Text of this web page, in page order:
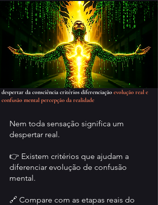
despertar da consciência critérios diferenciação evolução real e
confusão mental percepção da realidade
Nem toda sensação significa um
despertar real.
👉 Existem critérios que ajudam a
diferenciar evolução de confusão
mental.
🔗 Compare com as etapas reais do